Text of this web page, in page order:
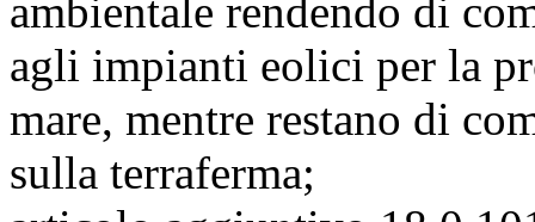
ambientale rendendo di
agli impianti eolici per la
mare, mentre restano di
sulla terraferma;